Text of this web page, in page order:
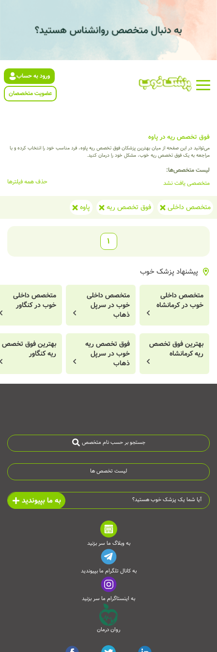
ورود به حساب
عضویت متخصصان
فوق تخصص ریه در پاوه
می‌توانید در این صفحه از میان بهترین پزشکان فوق تخصص ریه پاوه، فرد مناسب خود را انتخاب کرده و با
مراجعه به یک فوق تخصص ریه خوب، مشکل خود را درمان کنید.
لیست متخصص‌ها:
متخصصی یافت نشد
حذف همه فیلترها
متخصص داخلی فوق تخصص ریه پاوه
1
پیشنهاد پزشک خوب
متخصص داخلی
خوب در کرمانشاه
متخصص داخلی
خوب در سرپل
ذهاب
متخصص داخلی
خوب در کنگاور
بهترین فوق تخصص
ریه کرمانشاه
فوق تخصص ریه
خوب در سرپل
ذهاب
بهترین فوق تخصص
ریه کنگاور
جستجو بر حسب نام متخصص
لیست تخصص ها
آیا شما یک پزشک خوب هستید؟ به ما بپیوندید
به وبلاگ ما سر بزنید
به کانال تلگرام ما بپیوندید
به اینستاگرام ما سر بزنید
روان درمان